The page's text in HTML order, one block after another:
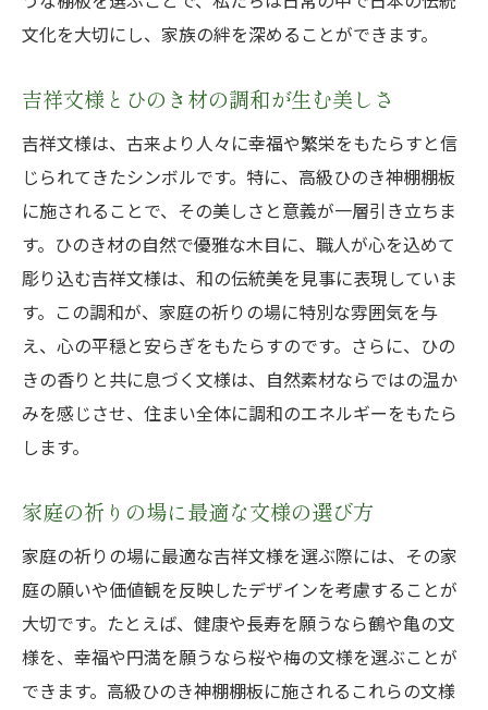
文化を大切にし、家族の絆を深めることができます。
吉祥文様とひのき材の調和が生む美しさ
吉祥文様は、古来より人々に幸福や繁栄をもたらすと信
じられてきたシンボルです。特に、高級ひのき神棚棚板
に施されることで、その美しさと意義が一層引き立ちま
す。ひのき材の自然で優雅な木目に、職人が心を込めて
彫り込む吉祥文様は、和の伝統美を見事に表現していま
す。この調和が、家庭の祈りの場に特別な雰囲気を与
え、心の平穏と安らぎをもたらすのです。さらに、ひの
きの香りと共に息づく文様は、自然素材ならではの温か
みを感じさせ、住まい全体に調和のエネルギーをもたら
します。
家庭の祈りの場に最適な文様の選び方
家庭の祈りの場に最適な吉祥文様を選ぶ際には、その家
庭の願いや価値観を反映したデザインを考慮することが
大切です。たとえば、健康や長寿を願うなら鶴や亀の文
様を、幸福や円満を願うなら桜や梅の文様を選ぶことが
できます。高級ひのき神棚棚板に施されるこれらの文様